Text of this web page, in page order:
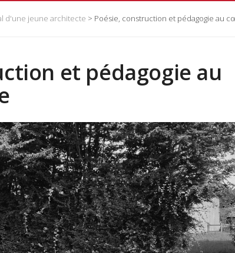
d'une jeune architecte > Poésie, construction et pédagogie au
et pédagogie au